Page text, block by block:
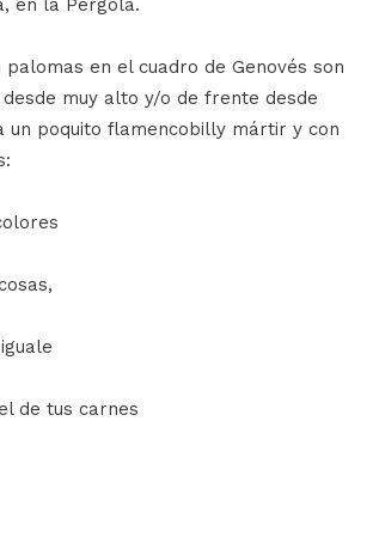
en la Pérgola.
en el cuadro de Genovés son
muy alto y/o de frente desde
un poquito flamencobilly mártir y con
de tus carnes